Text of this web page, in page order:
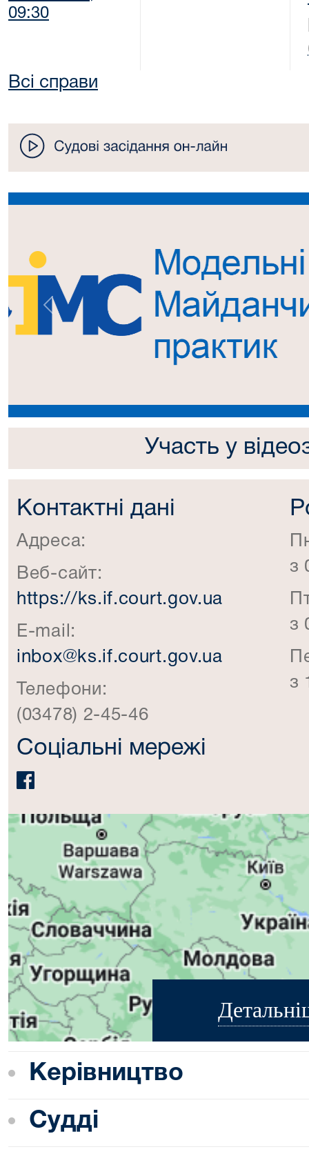
09:30
Всі справи
Попередній
Участь у
Контактні дані
Адреса:
Веб-сайт:
https://ks.if.court.gov.ua
E-mail:
inbox@ks.if.court.gov.ua
Телефони:
(03478) 2-45-46
Соціальні мережі
з
з
з
Керівництво
Судді